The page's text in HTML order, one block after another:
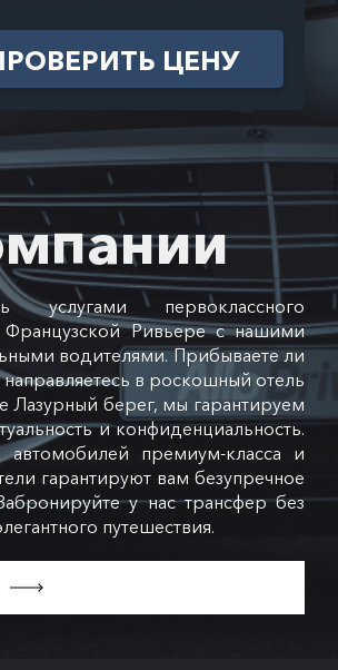
ЦЕНУ
услугами первоклассного
Французской Ривьере с нашими
водителями. Прибываете ли
в роскошный отель
Лазурный берег, мы гарантируем
и конфиденциальность.
автомобилей премиум-класса и
гарантируют вам безупречное
у нас трансфер без
путешествия.